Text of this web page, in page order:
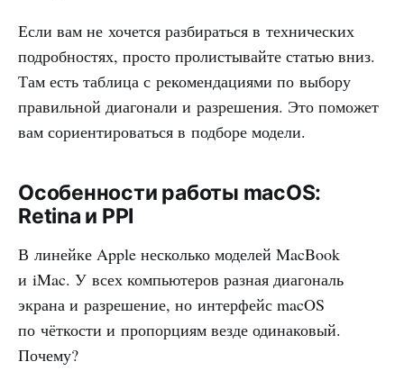
Если вам не хочется разбираться в технических
подробностях, просто пролистывайте статью вниз.
Там есть таблица с рекомендациями по выбору
правильной диагонали и разрешения. Это поможет
вам сориентироваться в подборе модели.
Особенности работы macOS:
Retina и PPI
В линейке Apple несколько моделей MacBook
и iMac. У всех компьютеров разная диагональ
экрана и разрешение, но интерфейс macOS
по чёткости и пропорциям везде одинаковый.
Почему?